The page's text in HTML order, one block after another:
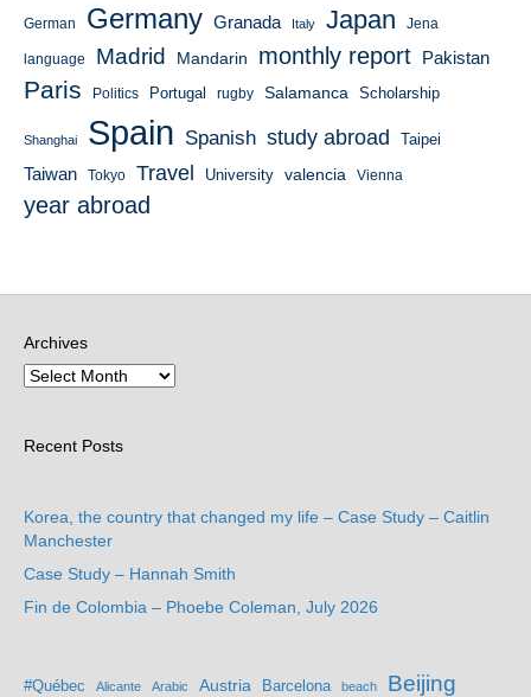
German Germany Granada Italy Japan Jena
language Madrid Mandarin monthly report Pakistan
Paris Politics Portugal rugby Salamanca Scholarship
Shanghai Spain Spanish study abroad Taipei
Taiwan Tokyo Travel University valencia Vienna
year abroad
Archives
Recent Posts
Korea, the country that changed my life – Case Study – Caitlin
Manchester
Case Study – Hannah Smith
Fin de Colombia – Phoebe Coleman, July 2026
#Québec Alicante Arabic Austria Barcelona beach Beijing